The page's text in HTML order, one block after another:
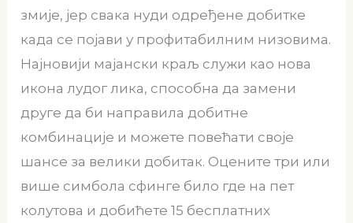
змије, јер свака нуди одређене добитке
када се појави у профитабилним низовима.
Најновији мајански краљ служи као нова
икона лудог лика, способна да замени
друге да би направила добитне
комбинације и можете повећати своје
шансе за велики добитак. Оцените три или
више симбола сфинге било где на пет
колутова и добићете 15 бесплатних